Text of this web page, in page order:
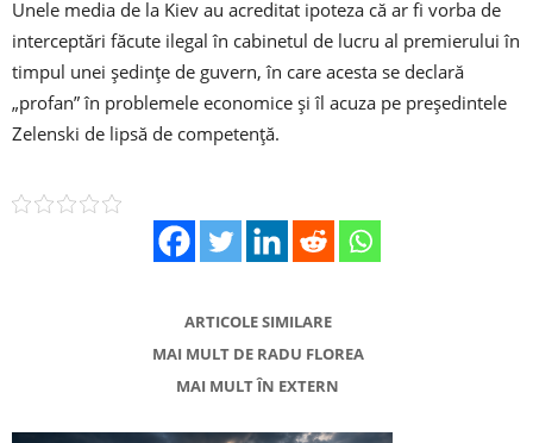
Unele media de la Kiev au acreditat ipoteza că ar fi vorba de
interceptări făcute ilegal în cabinetul de lucru al premierului în
timpul unei şedinţe de guvern, în care acesta se declară
„profan” în problemele economice şi îl acuza pe preşedintele
Zelenski de lipsă de competenţă.
ARTICOLE SIMILARE
MAI MULT DE RADU FLOREA
MAI MULT ÎN EXTERN